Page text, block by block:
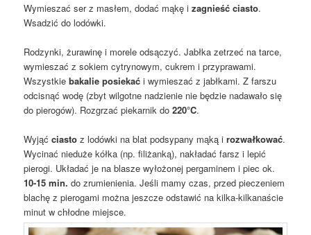
Wymieszać ser z masłem, dodać mąkę izagnieść ciasto.
Wsadzić do lodówki.
Rodzynki, żurawinę i morele odsączyć. Jabłka zetrzeć na tarce,
wymieszać z sokiem cytrynowym, cukrem i przyprawami.
Wszystkiebakalie posiekać i wymieszać z jabłkami. Z farszu
odcisnąć wodę (zbyt wilgotne nadzienie nie będzie nadawało się
do pierogów). Rozgrzać piekarnik do220°C.
Wyjąćciasto z lodówki na blat podsypany mąką irozwałkować.
Wycinać nieduże kółka (np. filiżanką), nakładać farsz i lepić
pierogi. Układać je na blasze wyłożonej pergaminem i piec ok.
10-15 min. do zrumienienia. Jeśli mamy czas, przed pieczeniem
blachę z pierogami można jeszcze odstawić na kilka-kilkanaście
minut w chłodne miejsce.